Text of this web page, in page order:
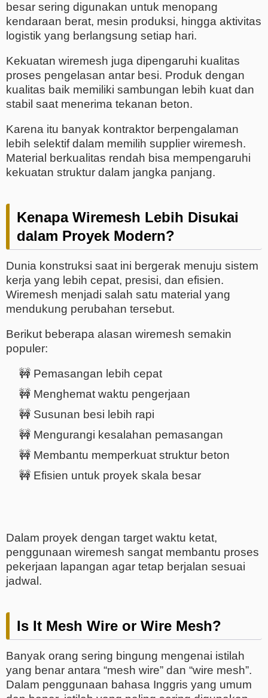
besar sering digunakan untuk menopang
kendaraan berat, mesin produksi, hingga aktivitas
logistik yang berlangsung setiap hari.
Kekuatan wiremesh juga dipengaruhi kualitas
proses pengelasan antar besi. Produk dengan
kualitas baik memiliki sambungan lebih kuat dan
stabil saat menerima tekanan beton.
Karena itu banyak kontraktor berpengalaman
lebih selektif dalam memilih supplier wiremesh.
Material berkualitas rendah bisa mempengaruhi
kekuatan struktur dalam jangka panjang.
Kenapa Wiremesh Lebih Disukai
dalam Proyek Modern?
Dunia konstruksi saat ini bergerak menuju sistem
kerja yang lebih cepat, presisi, dan efisien.
Wiremesh menjadi salah satu material yang
mendukung perubahan tersebut.
Berikut beberapa alasan wiremesh semakin
populer:
🚧 Pemasangan lebih cepat
🚧 Menghemat waktu pengerjaan
🚧 Susunan besi lebih rapi
🚧 Mengurangi kesalahan pemasangan
🚧 Membantu memperkuat struktur beton
🚧 Efisien untuk proyek skala besar
Dalam proyek dengan target waktu ketat,
penggunaan wiremesh sangat membantu proses
pekerjaan lapangan agar tetap berjalan sesuai
jadwal.
Is It Mesh Wire or Wire Mesh?
Banyak orang sering bingung mengenai istilah
yang benar antara “mesh wire” dan “wire mesh”.
Dalam penggunaan bahasa Inggris yang umum